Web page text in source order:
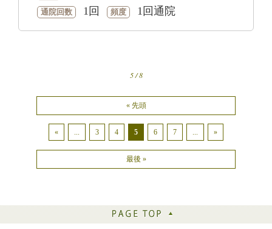
通院回数 1回 頻度 1回通院
5 / 8
« 先頭
« ... 3 4 5 6 7 ... »
最後 »